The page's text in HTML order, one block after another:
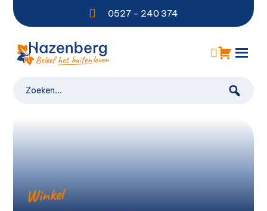
 0527 – 240 374
Winkel